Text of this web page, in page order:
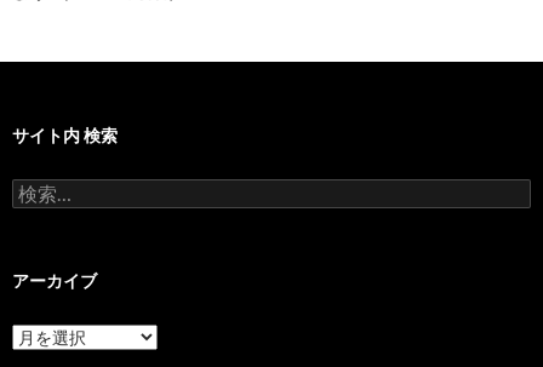
サイト内 検索
検
索:
アーカイブ
ア
ー